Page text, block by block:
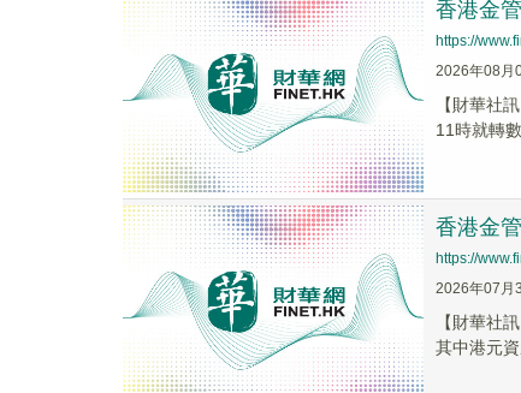
香港金
https://
2026年08月
【財華社
11時就轉
香港金
https://
2026年07月
【財華社
其中港元